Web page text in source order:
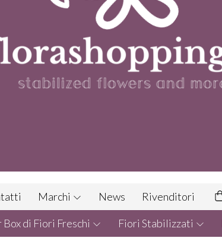
Marchi News Rivenditori
di Fiori Freschi Fiori Stabilizzati